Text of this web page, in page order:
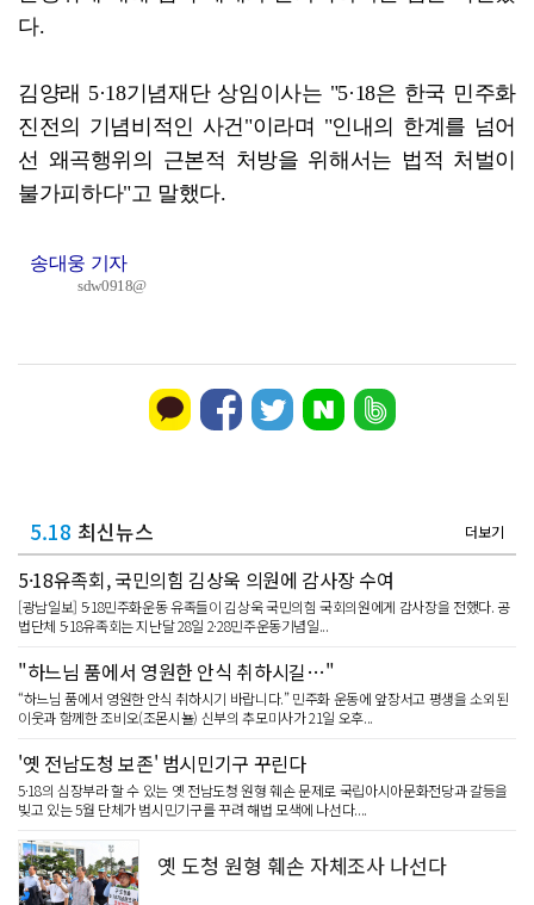
다.
김양래 5·18기념재단 상임이사는 "5·18은 한국 민주화
진전의 기념비적인 사건"이라며 "인내의 한계를 넘어
선 왜곡행위의 근본적 처방을 위해서는 법적 처벌이
불가피하다"고 말했다.
송대웅 기자
sdw0918@
5.18 최신뉴스 더보기
5·18유족회, 국민의힘 김상욱 의원에 감사장 수여
[광남일보] 5·18민주화운동 유족들이 김상욱 국민의힘 국회의원에게 감사장을 전했다. 공
법단체 5·18유족회는 지난달 28일 2·28민주운동기념일...
"하느님 품에서 영원한 안식 취하시길…"
“하느님 품에서 영원한 안식 취하시기 바랍니다.” 민주화 운동에 앞장서고 평생을 소외된
이웃과 함께한 조비오(조몬시뇰) 신부의 추모미사가 21일 오후...
'옛 전남도청 보존' 범시민기구 꾸린다
5·18의 심장부라 할 수 있는 옛 전남도청 원형 훼손 문제로 국립아시아문화전당과 갈등을
빚고 있는 5월 단체가 범시민기구를 꾸려 해법 모색에 나선다....
옛 도청 원형 훼손 자체조사 나선다